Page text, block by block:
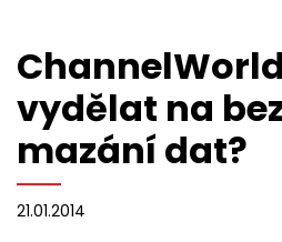
vydělat na
mazání dat?
21.01.2014